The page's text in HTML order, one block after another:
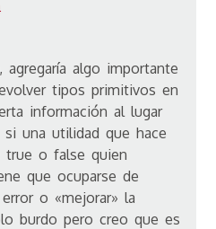
algo importante
tipos primitivos en
información al lugar
una utilidad que hace
true o false quien
que ocuparse de
o «mejorar» la
burdo pero creo que es